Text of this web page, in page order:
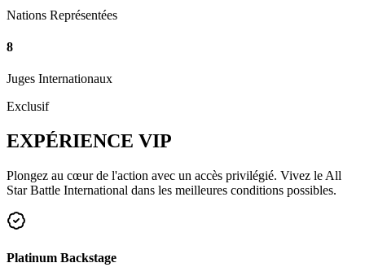
Nations Représentées
8
Juges Internationaux
Exclusif
EXPÉRIENCE VIP
Plongez au cœur de l'action avec un accès privilégié. Vivez le All
Star Battle International dans les meilleures conditions possibles.
Platinum Backstage